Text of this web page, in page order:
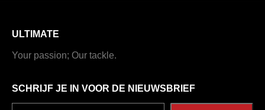
ULTIMATE
Your passion; Our tackle.
SCHRIJF JE IN VOOR DE NIEUWSBRIEF